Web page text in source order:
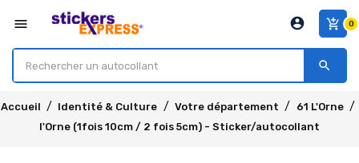
menu add_shopping_cart 0
account_circle
search
Accueil Identité & Culture Votre département
61 L'Orne
l'Orne (1fois 10cm / 2 fois 5cm) - Sticker/autocollant